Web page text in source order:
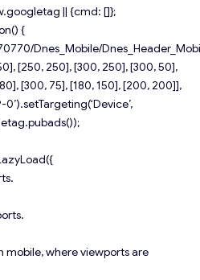
|| {cmd: []};
{
Dnes_Mobile/
[250, 250], [300, 250], [300, 50],
[300, 75], [180, 150], [200, 200]],
mobile, where viewports are